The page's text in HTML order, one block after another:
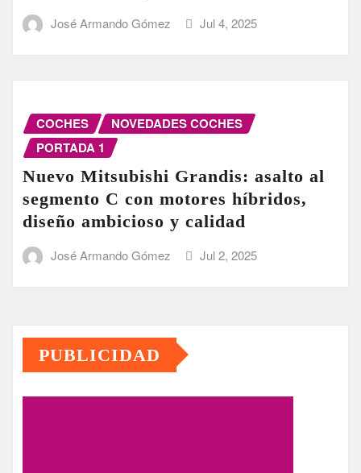
José Armando Gómez Jul 4, 2025
COCHES
NOVEDADES COCHES
PORTADA 1
Nuevo Mitsubishi Grandis: asalto al
segmento C con motores híbridos,
diseño ambicioso y calidad
José Armando Gómez Jul 2, 2025
PUBLICIDAD